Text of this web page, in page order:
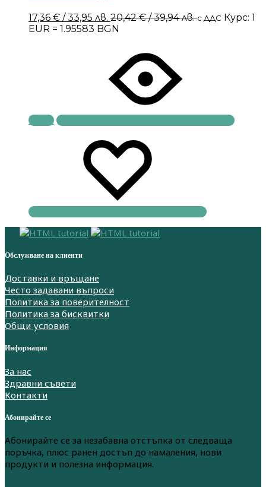
17,36 € / 33,95 лв. 20,42€/ 39,94 лв.с ДДС Курс: 1
EUR = 1.95583 BGN
Купи
Обслужване на клиенти
Доставки и връщане
Често задавани въпроси
Политика за поверителност
Политика за бисквитки
Общи условия
Информация
За нас
Здравни съвети
Контакти
Абонирайте се
Абонирайте се за незабавна отстъпка от следваща
поръчка, плюс ранен достъп до намаления, нови
продукти и полезна информация.